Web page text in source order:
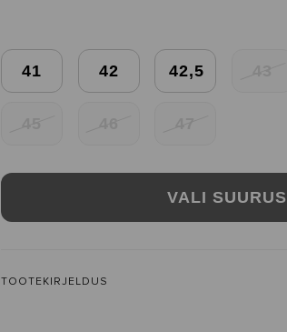
41 42 42,5
VALI SUURUS
TOOTEKIRJELDUS